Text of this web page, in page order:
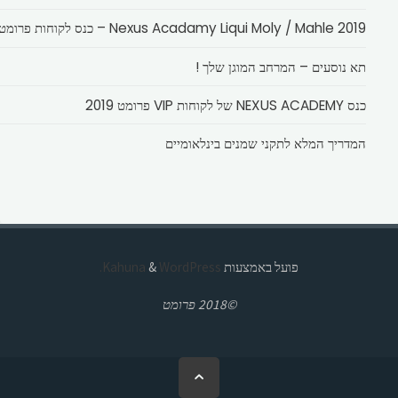
Nexus Acadamy Liqui Moly / Mahle 2019 – כנס לקוחות פרומט
תא נוסעים – המרחב המוגן שלך !
כנס NEXUS ACADEMY של לקוחות VIP פרומט 2019
המדריך המלא לתקני שמנים בינלאומיים
פועל באמצעות & WordPress.
©2018 פרומט
בחזרה